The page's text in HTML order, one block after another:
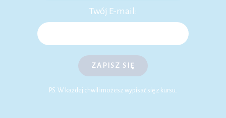
Twój E-mail:
ZAPISZ SIĘ
P.S. W każdej chwili możesz wypisać się z kursu.